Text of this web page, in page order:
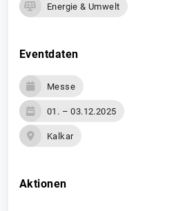
Energie & Umwelt
Eventdaten
Messe
01. – 03.12.2025
Kalkar
Aktionen